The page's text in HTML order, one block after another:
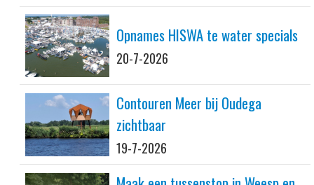
Opnames HISWA te water specials
20-7-2026
Contouren Meer bij Oudega
zichtbaar
19-7-2026